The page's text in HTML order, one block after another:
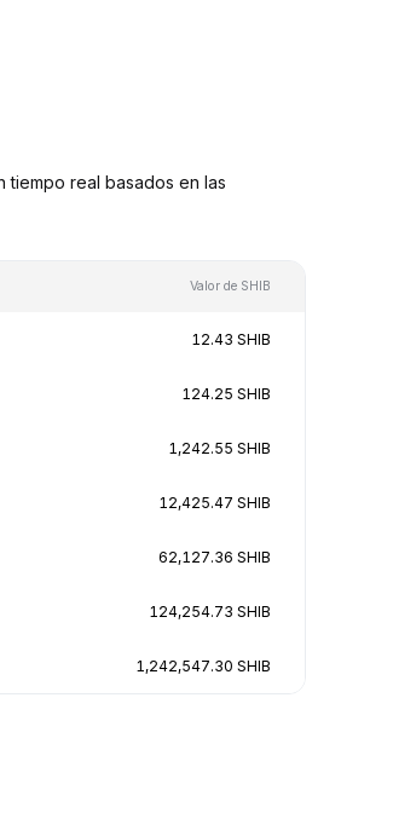
tiempo real basados en las
Valor de SHIB
12.43 SHIB
124.25 SHIB
1,242.55 SHIB
12,425.47 SHIB
62,127.36 SHIB
124,254.73 SHIB
1,242,547.30 SHIB